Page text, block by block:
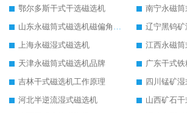
鄂尔多斯干式干选磁选机
南宁永磁
山东永磁筒式磁选机磁偏角怎么调整
辽宁黑钨
上海永磁湿式磁选机
江西永磁
天津永磁筒式磁选机品牌
广东干式
吉林干式磁选机工作原理
四川锰矿
河北半逆流湿式磁选机
山西矿石